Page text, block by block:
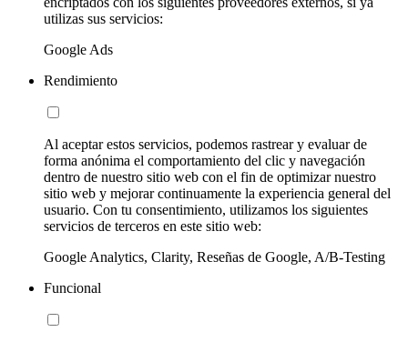
utilizas sus servicios:
Google Ads
Rendimiento
Al aceptar estos servicios, podemos rastrear y evaluar de
forma anónima el comportamiento del clic y navegación
dentro de nuestro sitio web con el fin de optimizar nuestro
sitio web y mejorar continuamente la experiencia general del
usuario. Con tu consentimiento, utilizamos los siguientes
servicios de terceros en este sitio web:
Google Analytics, Clarity, Reseñas de Google, A/B-Testing
Funcional